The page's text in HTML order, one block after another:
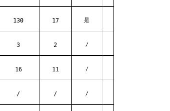
130 17 是
3 2 /
16 11 /
/ / /